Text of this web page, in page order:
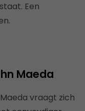
Een
Maeda
vraagt zich